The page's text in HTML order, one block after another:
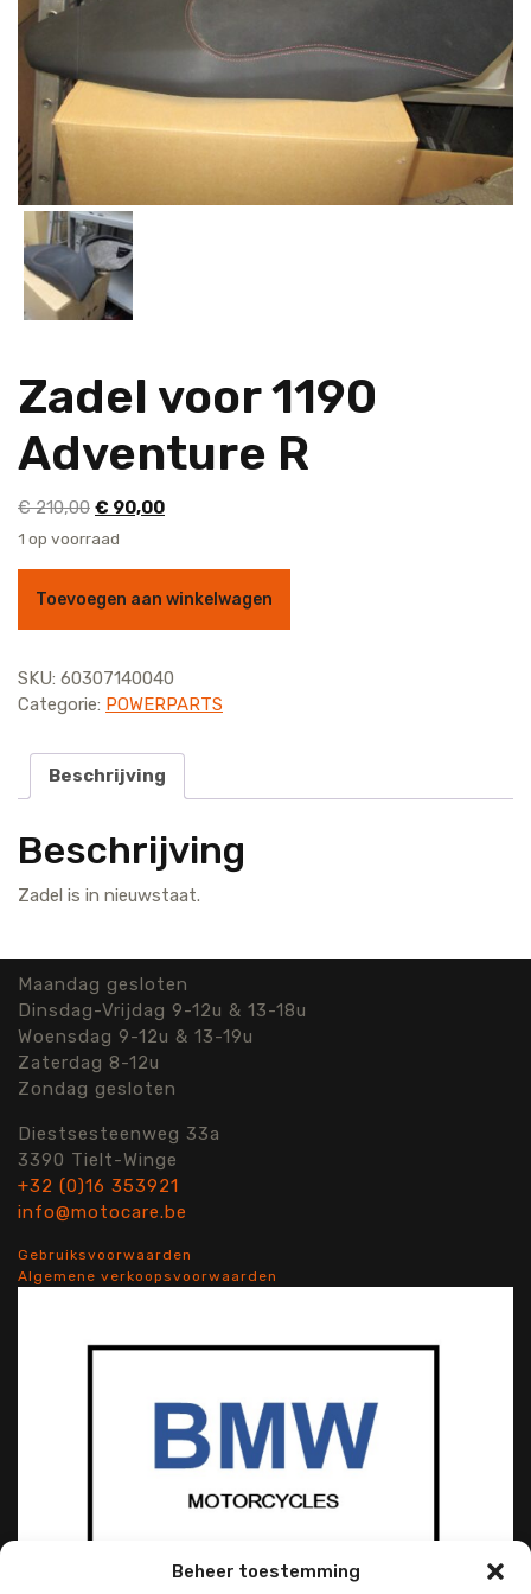
Beheer toestemming
Zadel voor 1190
Adventure R
€210,00 Oorspronkelijke
prijs
€ 90,00Huidige
1 op voorraad
Toevoegen aan winkelwagen
SKU: 60307140040
Categorie: POWERPARTS
Beschrijving
Beschrijving
Zadel is in nieuwstaat.
Maandag gesloten
Dinsdag-Vrijdag 9-12u & 13-18u
Woensdag 9-12u & 13-19u
Zaterdag 8-12u
Zondag gesloten
Diestsesteenweg 33a
3390 Tielt-Winge
+32 (0)16 353921
info@motocare.be
Gebruiksvoorwaarden
Algemene verkoopsvoorwaarden